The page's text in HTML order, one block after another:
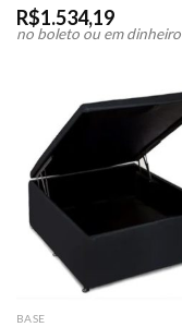
R$1.534,19
no boleto ou em dinheiro
BASE